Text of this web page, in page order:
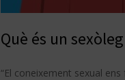
Què és un
“El coneixement sexual